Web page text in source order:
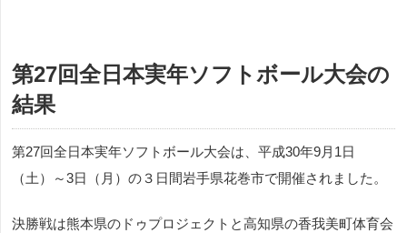
第27回全日本実年ソフトボール大会の
結果
第27回全日本実年ソフトボール大会は、平成30年9月1日
（土）～3日（月）の３日間岩手県花巻市で開催されました。
決勝戦は熊本県のドゥプロジェクトと高知県の香我美町体育会